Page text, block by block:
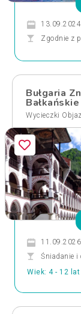
Zgodnie z
Bułgaria
Bałkańskie
Wycieczki
Śniadanie i
Wiek: 4 - 12 lat